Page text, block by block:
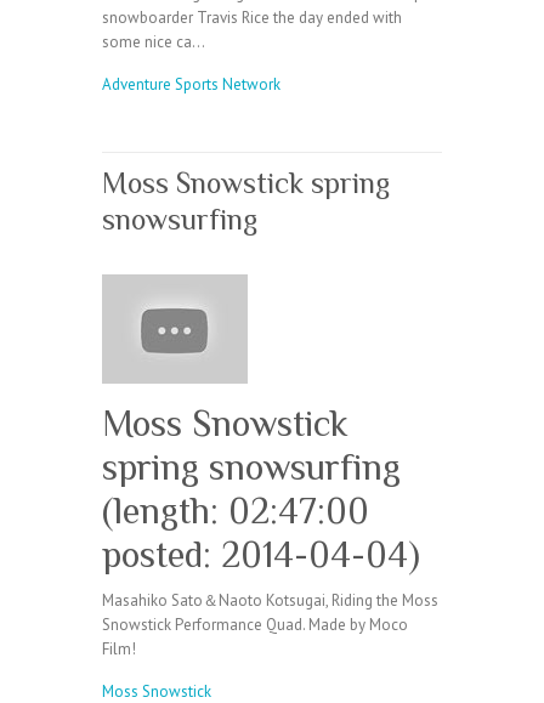
snowboarder Travis Rice the day ended with
some nice ca…
Adventure Sports Network
Moss Snowstick spring
snowsurfing
Moss Snowstick
spring snowsurfing
(length: 02:47:00
posted: 2014-04-04)
Masahiko Sato＆Naoto Kotsugai, Riding the Moss
Snowstick Performance Quad. Made by Moco
Film!
Moss Snowstick